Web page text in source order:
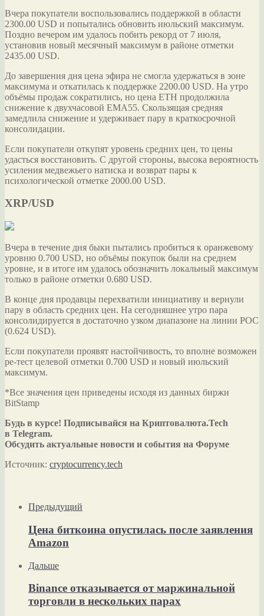
Вчера покупатели воспользовались поддержкой в области
2300.00 USD и попытались обновить июльский максимум.
Поздно вечером им удалось побить рекорд от 7 июля,
установив новый месячный максимум в районе отметки
2435.00 USD.
До завершения дня цена эфира не смогла удержаться в зоне
максимума и откатилась к поддержке 2200.00 USD. На утро
объёмы продаж сократились, но цена ETH продолжила
снижение к двухчасовой EMA55. Скользящая средняя
замедлила снижение и удерживает пару в краткосрочной
консолидации.
Если покупатели откупят уровень средних цен, то цены
удасться восстановить. С другой стороны, высока вероятность
усиления медвежьего натиска и возврат пары к
психологической отметке 2000.00 USD.
XRP/USD
Вчера в течение дня быки пытались пробиться к оранжевому
уровню 0.700 USD, но объёмы покупок были на среднем
уровне, и в итоге им удалось обозначить локальный максимум
только в районе отметки 0.680 USD.
В конце дня продавцы перехватили инициативу и вернули
пару в область средних цен. На сегодняшнее утро пара
консолидируется в достаточно узком диапазоне на линии POC
(0.624 USD).
Если покупатели проявят настойчивость, то вполне возможен
ре-тест целевой отметки 0.700 USD и новый июльский
максимум.
*Все значения цен приведены исходя из данных биржи
BitStamp
Будь в курсе! Подписывайся на Криптовалюта.Tech
в Telegram.
Обсудить актуальные новости и события на Форуме
Источник: cryptocurrency.tech
Предыдущий
Цена биткоина опустилась после заявления
Amazon
Дальше
Binance отказывается от маржинальной
торговли в нескольких парах